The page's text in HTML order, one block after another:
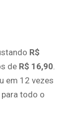
R$
de R$ 16,90.
em 12 vezes
todo o